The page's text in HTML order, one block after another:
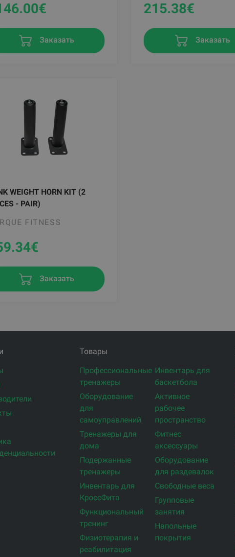
€
Заказать
215.38€
Заказать
WEIGHT HORN KIT (2
- PAIR)
FITNESS
€
Заказать
Товары
Профессиональные
тренажеры
Оборудование
для
самоуправлений
Тренажеры для
дома
Подержанные
тренажеры
Инвентарь для
КроссФита
Функциональный
тренинг
Физиотерапия и
реабилитация
Инвентарь для
баскетбола
Активное
рабочее
пространство
Фитнес
аксессуары
Оборудование
для раздевалок
Свободные веса
Групповые
занятия
Напольные
покрытия